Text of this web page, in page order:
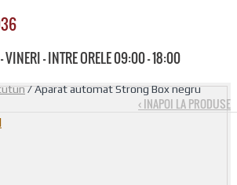
VINERI - INTRE ORELE 09:00 - 18:00
/ Aparat automat Strong Box negru
‹ INAPOI LA PRODUSE